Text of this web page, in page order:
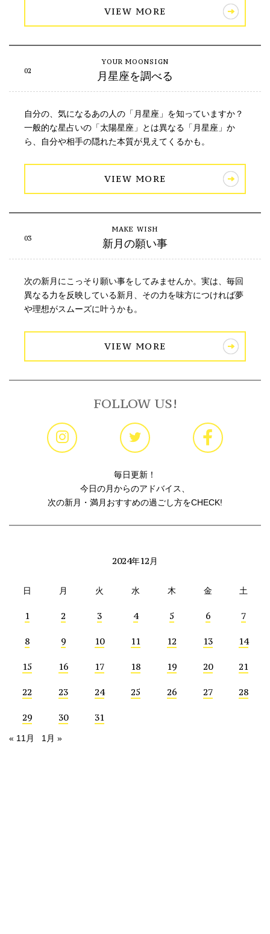
VIEW MORE
月星座を調べる
自分の、気になるあの人の「月星座」を知っていますか？
一般的な星占いの「太陽星座」とは異なる「月星座」か
ら、自分や相手の隠れた本質が見えてくるかも。
VIEW MORE
新月の願い事
次の新月にこっそり願い事をしてみませんか。実は、毎回
異なる力を反映している新月、その力を味方につければ夢
や理想がスムーズに叶うかも。
VIEW MORE
FOLLOW US!
毎日更新！
今日の月からのアドバイス、
次の新月・満月おすすめの過ごし方をCHECK!
2024年12月
日 月 火 水 木 金 土
1 2 3 4 5 6 7
8 9 10 11 12 13 14
15 16 17 18 19 20 21
22 23 24 25 26 27 28
29 30 31
« 11月 1月 »